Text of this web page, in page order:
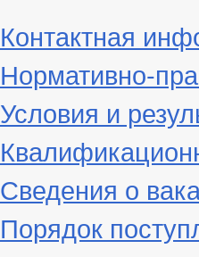
Контактная
Нормативно-
Условия и
Сведения о
Порядок